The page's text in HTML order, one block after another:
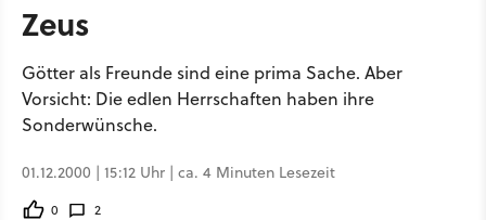
Zeus
Götter als Freunde sind eine prima Sache. Aber
Vorsicht: Die edlen Herrschaften haben ihre
Sonderwünsche.
01.12.2000 | 15:12 Uhr | ca. 4 Minuten Lesezeit
0 2